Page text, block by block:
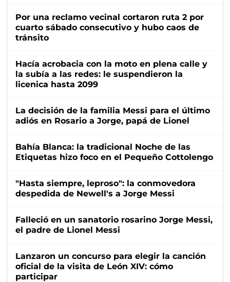
Por una reclamo vecinal cortaron ruta 2 por
cuarto sábado consecutivo y hubo caos de
tránsito
Hacía acrobacia con la moto en plena calle y
la subía a las redes: le suspendieron la
licenica hasta 2099
La decisión de la familia Messi para el último
adiós en Rosario a Jorge, papá de Lionel
Bahía Blanca: la tradicional Noche de las
Etiquetas hizo foco en el Pequeño Cottolengo
"Hasta siempre, leproso": la conmovedora
despedida de Newell's a Jorge Messi
Falleció en un sanatorio rosarino Jorge Messi,
el padre de Lionel Messi
Lanzaron un concurso para elegir la canción
oficial de la visita de León XIV: cómo
participar